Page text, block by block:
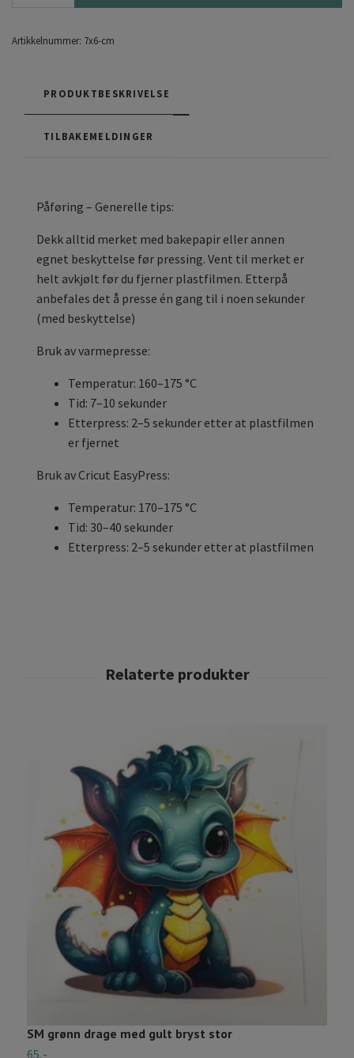
Artikkelnummer: 7x6-cm
PRODUKTBESKRIVELSE
TILBAKEMELDINGER
Påføring – Generelle tips:
Dekk alltid merket med bakepapir eller annen
egnet beskyttelse før pressing. Vent til merket er
helt avkjølt før du fjerner plastfilmen. Etterpå
anbefales det å presse én gang til i noen sekunder
(med beskyttelse)
Bruk av varmepresse:
Temperatur: 160–175 °C
Tid: 7–10 sekunder
Etterpress: 2–5 sekunder etter at plastfilmen
er fjernet
Bruk av Cricut EasyPress:
Temperatur: 170–175 °C
Tid: 30–40 sekunder
Etterpress: 2–5 sekunder etter at plastfilmen
SM grønn drage med gult bryst stor
65,-